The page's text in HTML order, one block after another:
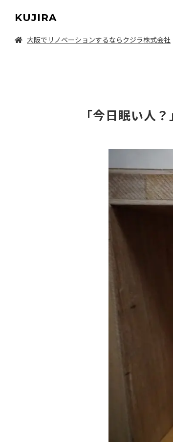
KUJIRA
大阪でリノベーションするならクジラ株式会社
「今日眠い人